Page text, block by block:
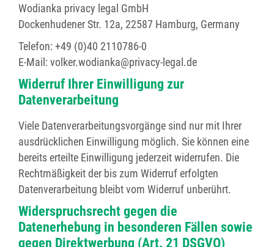
Wodianka privacy legal GmbH
Dockenhudener Str. 12a, 22587 Hamburg, Germany
Telefon: +49 (0)40 2110786-0
E-Mail: volker.wodianka@privacy-legal.de
Widerruf Ihrer Einwilligung zur
Datenverarbeitung
Viele Datenverarbeitungsvorgänge sind nur mit Ihrer
ausdrücklichen Einwilligung möglich. Sie können eine
bereits erteilte Einwilligung jederzeit widerrufen. Die
Rechtmäßigkeit der bis zum Widerruf erfolgten
Datenverarbeitung bleibt vom Widerruf unberührt.
Widerspruchsrecht gegen die
Datenerhebung in besonderen Fällen sowie
gegen Direktwerbung (Art. 21 DSGVO)